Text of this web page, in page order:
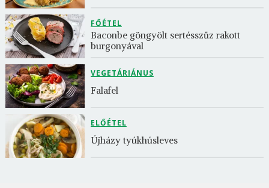
FŐÉTEL
Baconbe göngyölt sertésszűz rakott
burgonyával
VEGETÁRIÁNUS
Falafel
ELŐÉTEL
Újházy tyúkhúsleves